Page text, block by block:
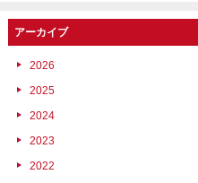
アーカイブ
2026
2025
2024
2023
2022